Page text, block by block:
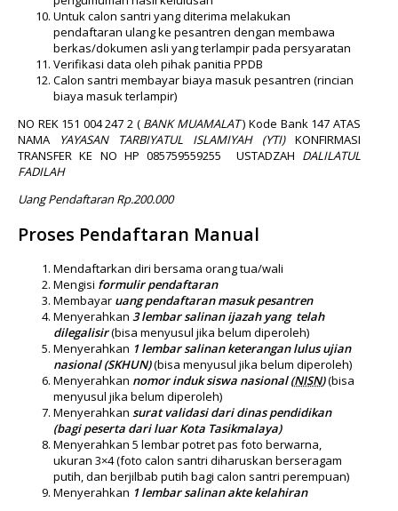
Untuk calon santri yang diterima melakukan
pendaftaran ulang ke pesantren dengan membawa
berkas/dokumen asli yang terlampir pada persyaratan
Verifikasi data oleh pihak panitia PPDB
Calon santri membayar biaya masuk pesantren (rincian
biaya masuk terlampir)
NO REK 151 004 247 2 ( BANK MUAMALAT)Kode Bank 147 ATAS
NAMA
YAYASAN TARBIYATUL ISLAMIYAH (YTI) KONFIRMASI
TRANSFER KE NO HP085759559255 USTADZAH DALILATUL
FADILAH
Uang Pendaftaran Rp.200.000
Proses Pendaftaran Manual
Mendaftarkan diri bersama orang tua/wali
Mengisi formulir pendaftaran
Membayar uang pendaftaran masuk pesantren
Menyerahkan 3 lembar salinan ijazah yang telah
dilegalisir(bisa menyusul jika belum diperoleh)
Menyerahkan 1 lembar salinan keterangan lulus ujian
nasional (SKHUN)(bisa menyusul jika belum diperoleh)
Menyerahkan nomor induk siswa nasional (NISN)(bisa
menyusul jika belum diperoleh)
Menyerahkan surat validasi dari dinas pendidikan
(bagi peserta dari luar Kota Tasikmalaya)
Menyerahkan 5 lembar potret pas foto berwarna,
ukuran 3×4 (foto calon santri diharuskan berseragam
putih, dan berjilbab putih bagi calon santri perempuan)
Menyerahkan 1 lembar salinan akte kelahiran